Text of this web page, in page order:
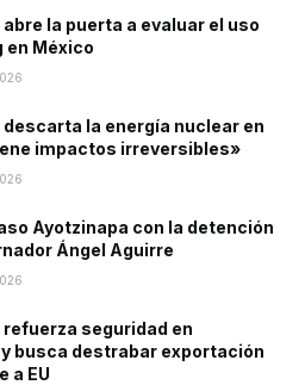
la puerta a evaluar el uso
en México
la energía nuclear en
impactos irreversibles»
Ayotzinapa con la detención
Ángel Aguirre
seguridad en
busca destrabar exportación
a EU